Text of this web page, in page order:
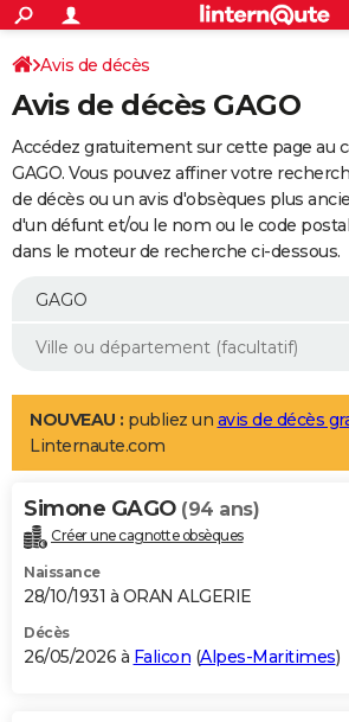
ACTUALITÉS
Politique
Société
Faits Divers
Education
Monde
Villes
+
SPORT
Coupe du monde 2026
Football
Tennis
Cyclisme
Rugby
Forum
Programme TV
TNT
Streaming
Cinéma
Sorties cinéma
Musique
+
FINANCE
Retraite
Impôts
Epargne
Immobilier
Risques naturels par ville
Banque
Assurance
Crédit
AUTO
Essais
Réserver un essai
Citadines
Berlines
SUV
Forum auto
+
Mobiles
Meilleur smartphone
Internet
Ordinateurs
Jeux vidéo
Guide high-tech
Aménagement intérieur
LIFESTYLE
Art de vivre
Bien-être
Loisirs
Mode
Modes de vie
Alimentation
Guide de la santé
Maladies
Médicaments
Sommeil
VOYAGE
Destinations
City break
Voyage nature
Voyage de noces
Forum
Climat
+PHOTO
GUIDES D'ACHAT
BONS PLANS
Avis de décès
Avis de décès GAGO
Accédez gratuitement sur cette page au
GAGO. Vous pouvez affiner votre
de décès ou un avis d'obsèques plus
d'un défunt et/ou le nom ou le code
dans le moteur de recherche ci-dessous.
NOUVEAU : publiez un avis de décès
Linternaute.com
Simone GAGO (94 ans)
Créer une cagnotte obsèques
Naissance
28/10/1931 à ORAN ALGERIE
Décès
26/05/2026 à Falicon (Alpes-Maritimes)